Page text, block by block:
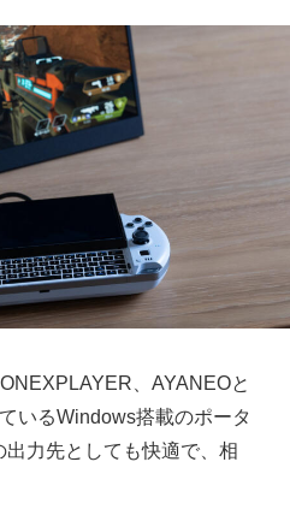
、AYANEOと
いるWindows搭載のポータ
力先としても快適で、相